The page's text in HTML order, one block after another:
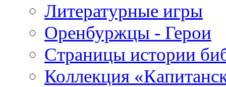
Литературные игры
Оренбуржцы - Герои
Страницы истории
Коллекция